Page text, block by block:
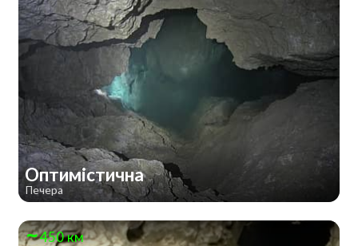
Оптимістична
Печера
450 км